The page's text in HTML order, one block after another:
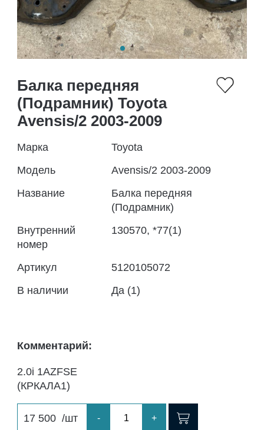
Балка передняя
(Подрамник) Toyota
Avensis/2 2003-2009
Марка
Toyota
Модель
Avensis/2 2003-2009
Название
Балка передняя
(Подрамник)
Внутренний
номер
130570, *77(1)
Артикул
5120105072
В наличии
Да (1)
Комментарий:
2.0i 1AZFSE
(КРКАЛА1)
17 500 /шт - +